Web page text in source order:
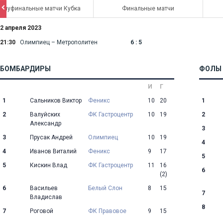
матчи Кубка Финальные матчи
2 апреля 2023
21:30 Олимпиец – Метрополитен 6 : 5
БОМБАРДИРЫ
И
Г
1
Сальников Виктор Феникс 10
20
2
Валуйских
Александр
ФК Гастроцентр 10 19
3 Прусак Андрей Олимпиец 10
19
4
Иванов Виталий Феникс 9
17
5
Кискин Влад ФК Гастроцентр 11
16
(2)
6
Васильев
Владислав
Белый Слон 8 15
7
Роговой
ФК Правовое
9 15
ФОЛЫ
1
2
3
4
5
6
7
8